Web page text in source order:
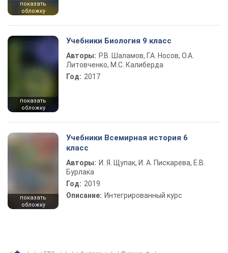
показать
обложку
показать
обложку
Учебники Биология 9 класс
Авторы: Р.В. Шаламов, Г.А. Носов, О.А.
Литовченко, М.С. Калиберда
Год: 2017
показать
обложку
Учебники Всемирная история 6
класс
Авторы: И. Я. Щупак, И. А. Пискарева, Е.В.
Бурлака
Год: 2019
Описание: Интегрированный курс